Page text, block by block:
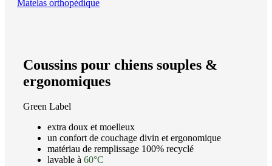
Matelas orthopédique
Coussins pour chiens souples &
ergonomiques
Green Label
extra doux et moelleux
un confort de couchage divin et ergonomique
matériau de remplissage 100% recyclé
lavable à 60°C